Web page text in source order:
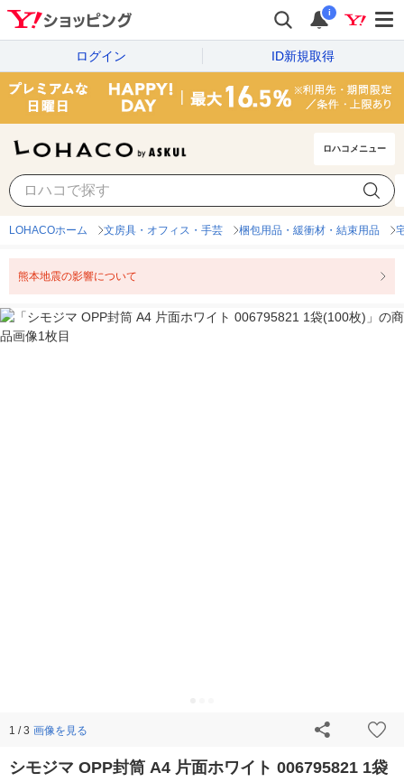
i
ログイン ID新規取得
ロハコメニュー
LOHACOホーム 文房具・オフィス・手芸 梱包用品・緩衝材・結束用品
熊本地震の影響について
1 / 3 画像を見る
シモジマ OPP封筒 A4 片面ホワイト 006795821 1袋